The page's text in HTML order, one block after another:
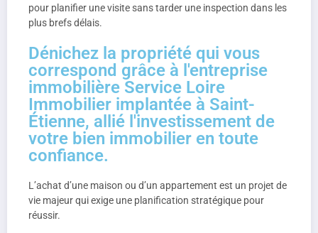
pour planifier une visite sans tarder une inspection dans les
plus brefs délais.
Dénichez la propriété qui vous
correspond grâce à l'entreprise
immobilière Service Loire
Immobilier implantée à Saint-
Étienne, allié l'investissement de
votre bien immobilier en toute
confiance.
L’achat d’une maison ou d’un appartement est un projet de
vie majeur qui exige une planification stratégique pour
réussir.